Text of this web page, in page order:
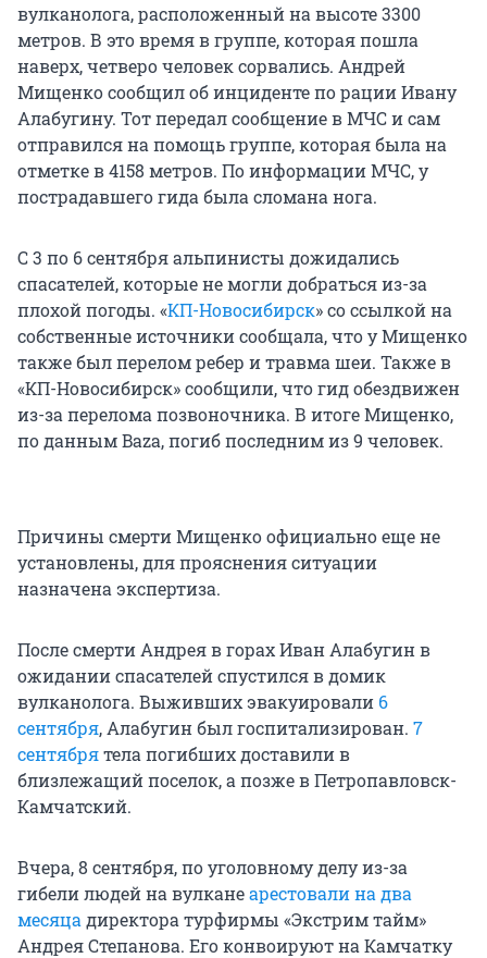
вулканолога, расположенный на высоте 3300
метров. В это время в группе, которая пошла
наверх, четверо человек сорвались. Андрей
Мищенко сообщил об инциденте по рации Ивану
Алабугину. Тот передал сообщение в МЧС и сам
отправился на помощь группе, которая была на
отметке в 4158 метров. По информации МЧС, у
пострадавшего гида была сломана нога.
С 3 по 6 сентября альпинисты дожидались
спасателей, которые не могли добраться из-за
плохой погоды. «КП-Новосибирск» со ссылкой на
собственные источники сообщала, что у Мищенко
также был перелом ребер и травма шеи. Также в
«КП-Новосибирск» сообщили, что гид обездвижен
из-за перелома позвоночника. В итоге Мищенко,
по данным Baza, погиб последним из 9 человек.
Причины смерти Мищенко официально еще не
установлены, для прояснения ситуации
назначена экспертиза.
После смерти Андрея в горах Иван Алабугин в
ожидании спасателей спустился в домик
вулканолога. Выживших эвакуировали 6
сентября, Алабугин был госпитализирован. 7
сентябрятела погибших доставили в
близлежащий поселок, а позже в Петропавловск-
Камчатский.
Вчера, 8 сентября, по уголовному делу из-за
гибели людей на вулканеарестовали на два
месяца директора турфирмы «Экстрим тайм»
Андрея Степанова. Его конвоируют на Камчатку